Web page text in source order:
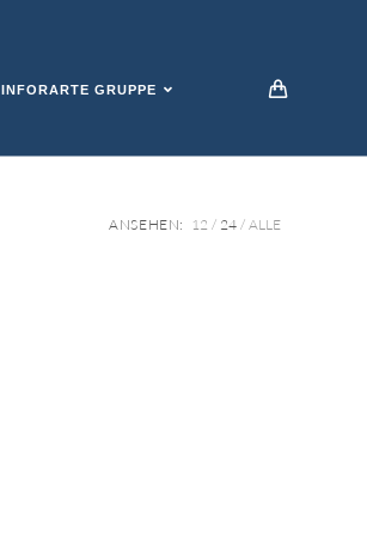
INFORARTE GRUPPE
ANSEHEN: 12 24 ALLE